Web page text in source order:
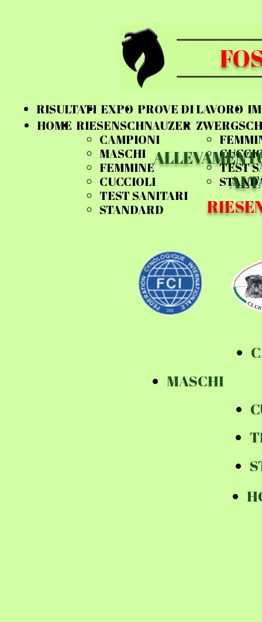
RISULTATI EXPO PROVE DI LAVORO
HOME RIESENSCHNAUZER
CAMPIONI
MASCHI
FEMMINE
CUCCIOLI
TEST SANITARI
STANDARD
TEST
MASCHI